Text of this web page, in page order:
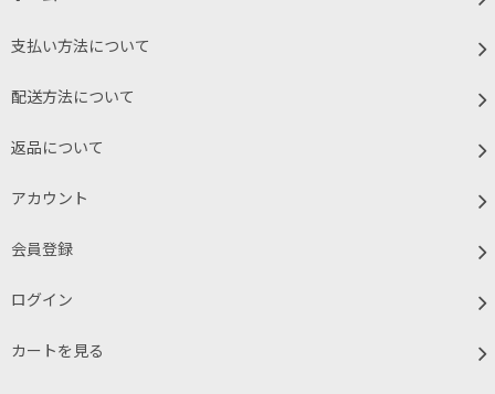
支払い方法について
配送方法について
返品について
アカウント
会員登録
ログイン
カートを見る